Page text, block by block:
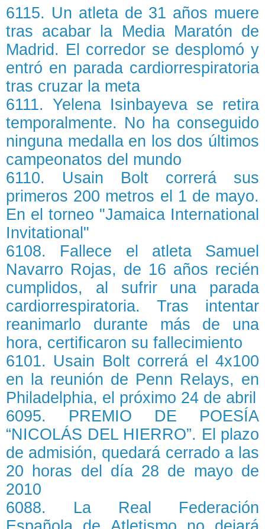
6115. Un atleta de 31 años muere
tras acabar la Media Maratón de
Madrid. El corredor se desplomó y
entró en parada cardiorrespiratoria
tras cruzar la meta
6111. Yelena Isinbayeva se retira
temporalmente. No ha conseguido
ninguna medalla en los dos últimos
campeonatos del mundo
6110. Usain Bolt correrá sus
primeros 200 metros el 1 de mayo.
En el torneo "Jamaica International
Invitational"
6108. Fallece el atleta Samuel
Navarro Rojas, de 16 años recién
cumplidos, al sufrir una parada
cardiorrespiratoria. Tras intentar
reanimarlo durante más de una
hora, certificaron su fallecimiento
6101. Usain Bolt correrá el 4x100
en la reunión de Penn Relays, en
Philadelphia, el próximo 24 de abril
6095. PREMIO DE POESÍA
“NICOLÁS DEL HIERRO”. El plazo
de admisión, quedará cerrado a las
20 horas del día 28 de mayo de
2010
6088. La Real Federación